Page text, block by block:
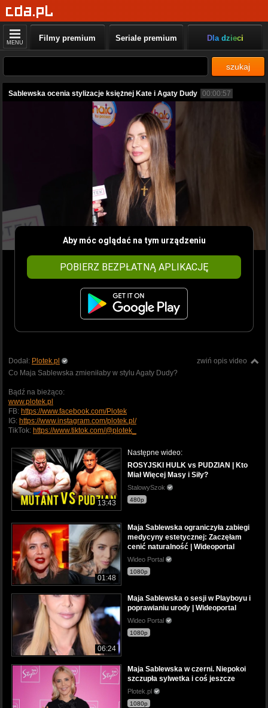
MENU Filmy premium Seriale premium Dla dzieci
szukaj
Sablewska ocenia stylizacje księżnej Kate i Agaty Dudy 00:00:57
Aby móc oglądać na tym urządzeniu
POBIERZ BEZPŁATNĄ APLIKACJĘ
zwiń opis video
Dodał: Plotek.pl
Co Maja Sablewska zmieniłaby w stylu Agaty Dudy?
Bądź na bieżąco:
www.plotek.pl
FB: https://www.facebook.com/Plotek
IG: https://www.instagram.com/plotek.pl/
TikTok: https://www.tiktok.com/@plotek_
13:43
Następne wideo:
ROSYJSKI HULK vs PUDZIAN | Kto
Miał Więcej Masy i Siły?
StalowySzok
480p
01:48
Maja Sablewska ograniczyła zabiegi
medycyny estetycznej: Zaczęłam
cenić naturalność | Wideoportal
Wideo Portal
1080p
06:24
Maja Sablewska o sesji w Playboyu i
poprawianiu urody | Wideoportal
Wideo Portal
1080p
Maja Sablewska w czerni. Niepokoi
szczupła sylwetka i coś jeszcze
Plotek.pl
1080p